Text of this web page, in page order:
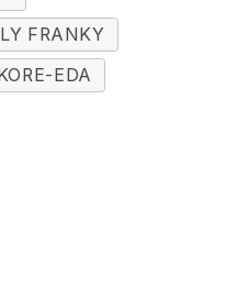
FRANKY
EDA